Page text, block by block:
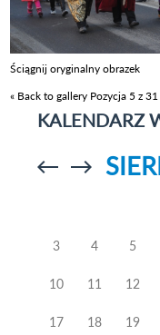
Ściągnij oryginalny obrazek
« Back to gallery Pozycja 5 z 31
KALENDARZ
Przejdź doPrzejdź do
3 4 5
10 11 12
17 18 19